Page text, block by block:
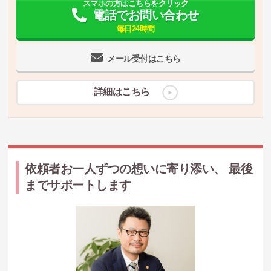
メール受付はこちら
スマホの方はこちらをクリック
電話でお問い合わせ
毎日24時間
詳細はこちら
依頼者お一人ずつの想いに寄り添い、 最後
までサポートします